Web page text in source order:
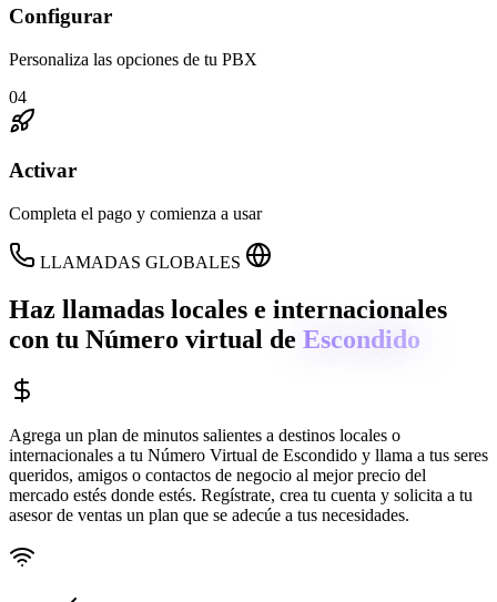
Configurar
Personaliza las opciones de tu PBX
04
Activar
Completa el pago y comienza a usar
LLAMADAS GLOBALES
Haz llamadas locales e internacionales
con tu Número virtual de Escondido
Agrega un plan de minutos salientes a destinos locales o
internacionales a tu Número Virtual de Escondido y llama a tus seres
queridos, amigos o contactos de negocio al mejor precio del
mercado estés donde estés. Regístrate, crea tu cuenta y solicita a tu
asesor de ventas un plan que se adecúe a tus necesidades.